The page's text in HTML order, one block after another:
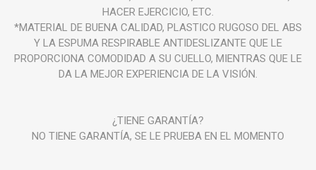
HACER EJERCICIO, ETC.
*MATERIAL DE BUENA CALIDAD, PLASTICO RUGOSO DEL ABS
Y LA ESPUMA RESPIRABLE ANTIDESLIZANTE QUE LE
PROPORCIONA COMODIDAD A SU CUELLO, MIENTRAS QUE LE
DA LA MEJOR EXPERIENCIA DE LA VISIÓN.
¿TIENE GARANTÍA?
NO TIENE GARANTÍA, SE LE PRUEBA EN EL MOMENTO